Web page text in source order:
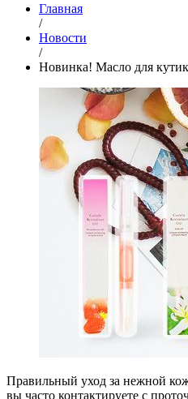
Главная
/
Новости
/
Новинка! Масло для
Правильный уход за нежной
вы часто контактируете с